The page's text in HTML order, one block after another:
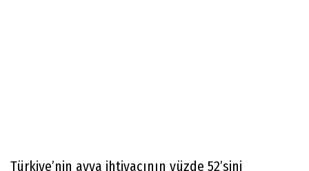
Türkiye’nin ayva ihtiyacının yüzde 52’sini